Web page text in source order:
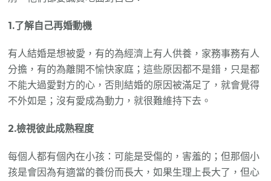
1.了解自己再婚動機
有人結婚是想被愛，有的為經濟上有人供養，家務事務有人
分擔，有的為離開不愉快家庭；這些原因都不是錯，只是都
不能大過愛對方的心，否則結婚的原因被滿足了，就會覺得
不外如是；沒有愛成為動力，就很難維持下去。
2.檢視彼此成熟程度
每個人都有個內在小孩：可能是受傷的，害羞的；但那個小
孩是會因為有適當的養份而長大，如果生理上長大了，但心